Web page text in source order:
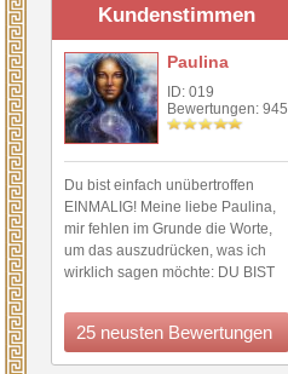
Kundenstimmen
Paulina
ID: 019
Bewertungen: 945
Du bist einfach unübertroffen
EINMALIG! Meine liebe Paulina,
mir fehlen im Grunde die Worte,
um das auszudrücken, was ich
wirklich sagen möchte: DU BIST
Dank!
25 neusten Bewertungen